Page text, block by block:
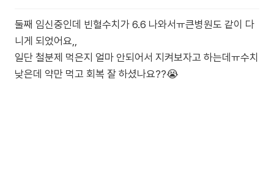
둘째 임신중인데 빈혈수치가 6.6 나와서ㅠ큰병원도 같이 다
니게 되었어요,,
일단 철분제 먹은지 얼마 안되어서 지켜보자고 하는데ㅠ수치
낮은데 약만 먹고 회복 잘 하셨나요??😭